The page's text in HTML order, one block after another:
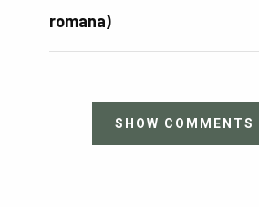
romana)
SHOW COMMENTS